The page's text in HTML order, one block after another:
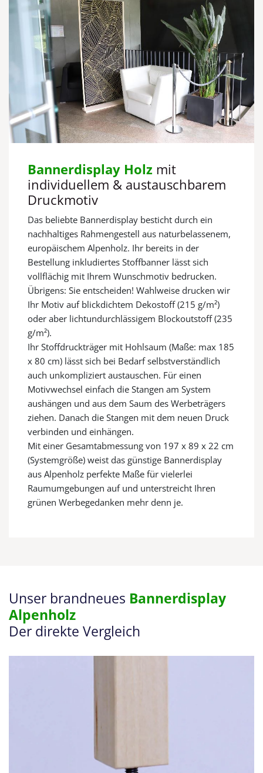
Bannerdisplay Holz mit
individuellem & austauschbarem
Druckmotiv
Das beliebte Bannerdisplay besticht durch ein
nachhaltiges Rahmengestell aus naturbelassenem,
europäischem Alpenholz. Ihr bereits in der
Bestellung inkludiertes Stoffbanner lässt sich
vollflächig mit Ihrem Wunschmotiv bedrucken.
Übrigens: Sie entscheiden! Wahlweise drucken wir
Ihr Motiv auf blickdichtem Dekostoff (215 g/m²)
oder aber lichtundurchlässigem Blockoutstoff (235
g/m²).
Ihr Stoffdruckträger mit Hohlsaum (Maße: max 185
x 80 cm) lässt sich bei Bedarf selbstverständlich
auch unkompliziert austauschen. Für einen
Motivwechsel einfach die Stangen am System
aushängen und aus dem Saum des Werbeträgers
ziehen. Danach die Stangen mit dem neuen Druck
verbinden und einhängen.
Mit einer Gesamtabmessung von 197 x 89 x 22 cm
(Systemgröße) weist das günstige Bannerdisplay
aus Alpenholz perfekte Maße für vielerlei
Raumumgebungen auf und unterstreicht Ihren
grünen Werbegedanken mehr denn je.
Unser brandneues Bannerdisplay
Alpenholz
Der direkte Vergleich